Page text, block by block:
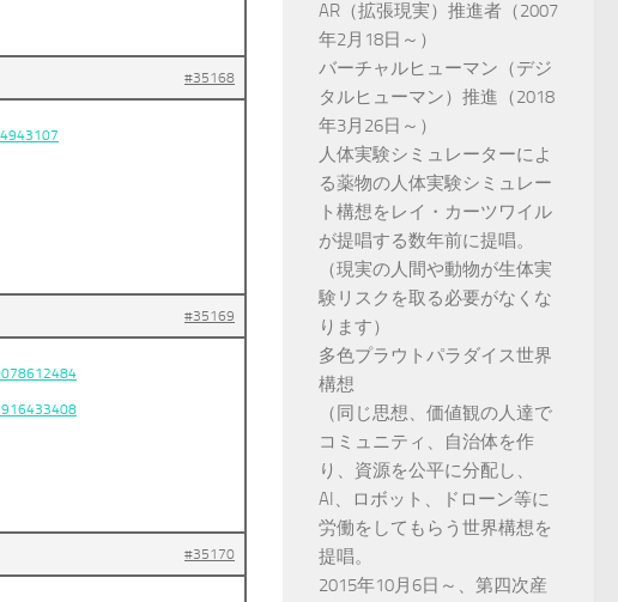
#35168
#35169
#35170
AR（拡張現実）推進者（2007
年2月18日～）
バーチャルヒューマン（デジ
タルヒューマン）推進（2018
年3月26日～）
人体実験シミュレーターによ
る薬物の人体実験シミュレー
ト構想をレイ・カーツワイル
が提唱する数年前に提唱。
（現実の人間や動物が生体実
験リスクを取る必要がなくな
ります）
多色プラウトパラダイス世界
構想
（同じ思想、価値観の人達で
コミュニティ、自治体を作
り、資源を公平に分配し、
AI、ロボット、ドローン等に
労働をしてもらう世界構想を
提唱。
2015年10月6日～、第四次産